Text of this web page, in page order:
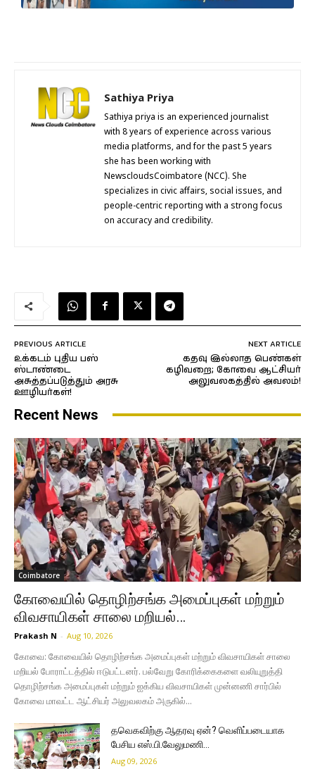
Sathiya Priya
Sathiya priya is an experienced journalist
with 8 years of experience across various
media platforms, and for the past 5 years
she has been working with
NewscloudsCoimbatore (NCC). She
specializes in civic affairs, social issues, and
people-centric reporting with a strong focus
on accuracy and credibility.
PREVIOUS ARTICLE
உக்கடம் புதிய பஸ்
ஸ்டாண்டை
அசுத்தப்படுத்தும் அரசு
ஊழியர்கள்!
NEXT ARTICLE
கதவு இல்லாத பெண்கள்
கழிவறை; கோவை ஆட்சியர்
அலுவலகத்தில் அவலம்!
Recent News
Coimbatore
கோவையில் தொழிற்சங்க அமைப்புகள் மற்றும்
விவசாயிகள் சாலை மறியல்…
Prakash N - Aug 10, 2026
கோவை: கோவையில் தொழிற்சங்க அமைப்புகள் மற்றும் விவசாயிகள் சாலை
மறியல் போராட்டத்தில் ஈடுபட்டனர். பல்வேறு கோரிக்கைகளை வலியுறுத்தி
தொழிற்சங்க அமைப்புகள் மற்றும் ஐக்கிய விவசாயிகள் முன்னணி சார்பில்
கோவை மாவட்ட ஆட்சியர் அலுவலகம் அருகில்...
தவெகவிற்கு ஆதரவு ஏன்? வெளிப்படையாக
பேசிய எஸ்.பி.வேலுமணி…
Aug 09, 2026